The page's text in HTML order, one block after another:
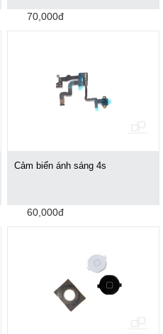
70,000đ
Cảm biến ánh sáng 4s
60,000đ